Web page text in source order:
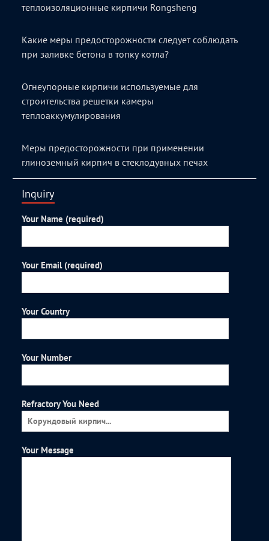
теплоизоляционные кирпичи Rongsheng
Какие меры предосторожности следует соблюдать
при заливке бетона в топку котла?
Огнеупорные кирпичи используемые для
строительства решетки камеры
теплоаккумулирования
Меры предосторожности при применении
глиноземный кирпич в стеклодувных печах
Inquiry
Your Name (required)
Your Email (required)
Your Country
Your Number
Refractory You Need
Your Message